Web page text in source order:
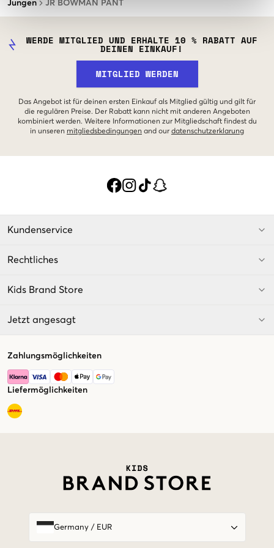
Jungen JR BOWMAN PANT
WERDE MITGLIED UND ERHALTE 10 % RABATT AUF
DEINEN EINKAUF!
MITGLIED WERDEN
Das Angebot ist für deinen ersten Einkauf als Mitglied gültig und gilt für
die regulären Preise. Der Rabatt kann nicht mit anderen Angeboten
kombiniert werden. Weitere Informationen zur Mitgliedschaft findest du
in unseren mitgliedsbedingungen and our datenschutzerklarung
Kundenservice
Rechtliches
Kids Brand Store
Jetzt angesagt
Zahlungsmöglichkeiten
Liefermöglichkeiten
Germany/ EUR